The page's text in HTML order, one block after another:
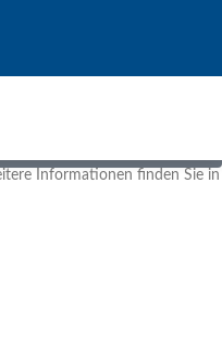
Informationen finden Sie in